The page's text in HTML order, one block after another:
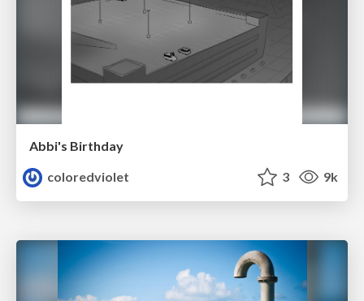
Abbi's Birthday
coloredviolet
3 9k